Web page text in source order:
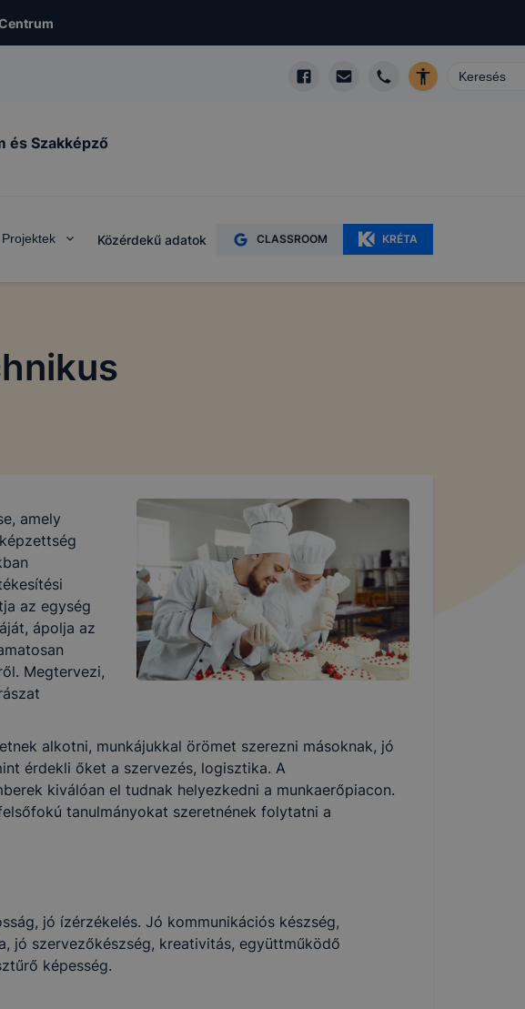
és Szakképző
Projektek Közérdekű adatok CLASSROOM KRÉTA
amely
az egység
ápolja az
Megtervezi,
alkotni, munkájukkal örömet szerezni másoknak, jó
érdekli őket a szervezés, logisztika. A
kiválóan el tudnak helyezkedni a munkaerőpiacon.
tanulmányokat szeretnének folytatni a
jó ízérzékelés. Jó kommunikációs készség,
jó szervezőkészség, kreativitás, együttműködő
képesség.